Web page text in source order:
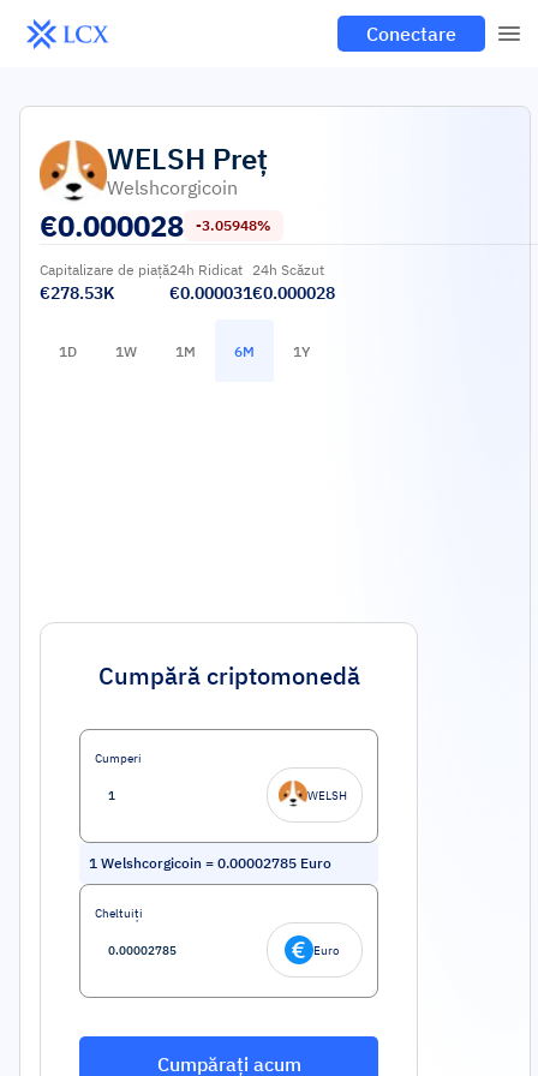
Conectare
WELSH Preț
Welshcorgicoin
€0.000028 -3.05948%
Capitalizare de piață
€278.53K
24h Ridicat
€0.000031
24h Scăzut
€0.000028
1D 1W 1M 6M 1Y
Cumpără criptomonedă
Cumperi
WELSH
1 Welshcorgicoin = 0.00002785 Euro
Cheltuiți
Euro
Cumpărați acum